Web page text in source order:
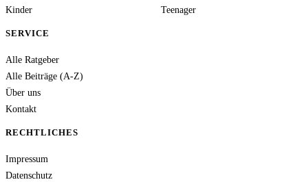
Kinder Teenager
SERVICE
Alle Ratgeber
Alle Beiträge (A-Z)
Über uns
Kontakt
RECHTLICHES
Impressum
Datenschutz